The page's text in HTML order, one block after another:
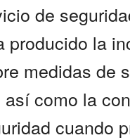
de
producido la
medidas de
como la
cuando